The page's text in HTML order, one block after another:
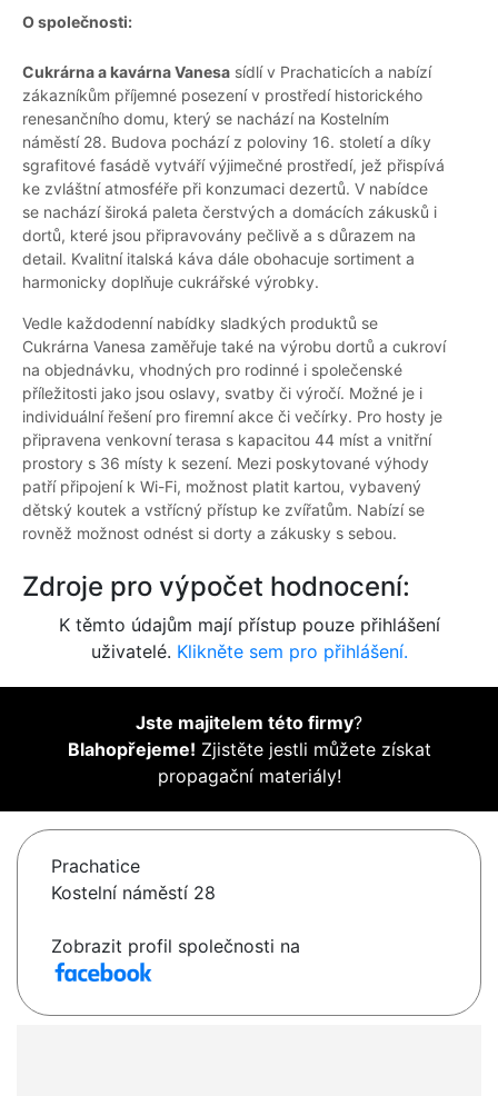
O společnosti:
Cukrárna a kavárna Vanesa sídlí v Prachaticích a nabízí
zákazníkům příjemné posezení v prostředí historického
renesančního domu, který se nachází na Kostelním
náměstí 28. Budova pochází z poloviny 16. století a díky
sgrafitové fasádě vytváří výjimečné prostředí, jež přispívá
ke zvláštní atmosféře při konzumaci dezertů. V nabídce
se nachází široká paleta čerstvých a domácích zákusků i
dortů, které jsou připravovány pečlivě a s důrazem na
detail. Kvalitní italská káva dále obohacuje sortiment a
harmonicky doplňuje cukrářské výrobky.
Vedle každodenní nabídky sladkých produktů se
Cukrárna Vanesa zaměřuje také na výrobu dortů a cukroví
na objednávku, vhodných pro rodinné i společenské
příležitosti jako jsou oslavy, svatby či výročí. Možné je i
individuální řešení pro firemní akce či večírky. Pro hosty je
připravena venkovní terasa s kapacitou 44 míst a vnitřní
prostory s 36 místy k sezení. Mezi poskytované výhody
patří připojení k Wi-Fi, možnost platit kartou, vybavený
dětský koutek a vstřícný přístup ke zvířatům. Nabízí se
rovněž možnost odnést si dorty a zákusky s sebou.
Zdroje pro výpočet hodnocení:
K těmto údajům mají přístup pouze přihlášení
uživatelé. Klikněte sem pro přihlášení.
Jste majitelem této firmy?
Blahopřejeme! Zjistěte jestli můžete získat
propagační materiály!
Prachatice
Kostelní náměstí 28
Zobrazit profil společnosti na